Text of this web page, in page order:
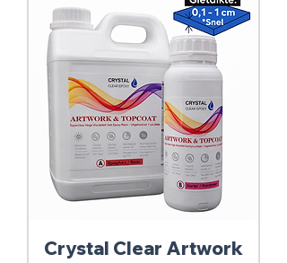
Crystal Clear Artwork